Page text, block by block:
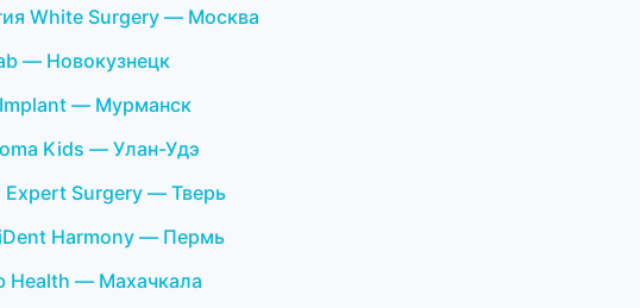
White Surgery — Москва
— Новокузнецк
— Мурманск
Kids — Улан-Удэ
Expert Surgery — Тверь
Harmony — Пермь
Health — Махачкала